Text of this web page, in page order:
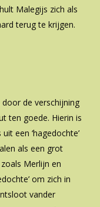
Malegijs zich als
terug te krijgen.
de verschijning
ten goede. Hierin is
een ‘hagedochte’
als een grot
Merlijn en
om zich in
vander